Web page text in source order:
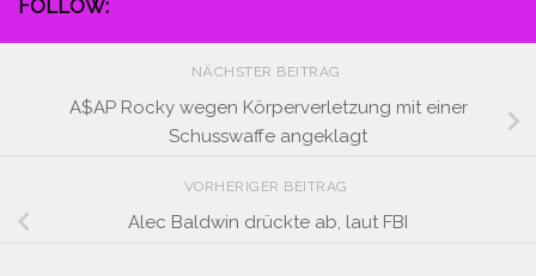
FOLLOW:
NÄCHSTER BEITRAG
A$AP Rocky wegen Körperverletzung mit einer
Schusswaffe angeklagt
VORHERIGER BEITRAG
Alec Baldwin drückte ab, laut FBI